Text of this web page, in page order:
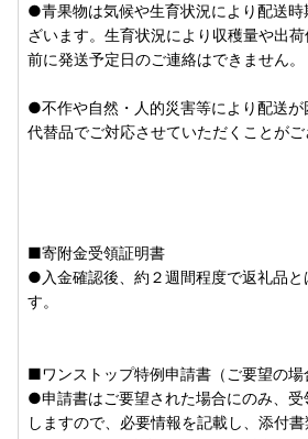
間をいただきます。
・「〇月発送」等と記載されている返
らしたりすることはできません。
ございます。生育状況により収穫量・
め、事前に具体的な発送予定日を申し
・ふるさと納税をされた方が受取られ
一時所得として課税対象となる場合が
「返礼品送付先のご変更」等を承って
返礼品のお届けにあたり、ご不在予定
更等のご連絡は、お早めに寒河江市ふ
●青果物は気候や生育状況により配送
ざいます。生育状況により収穫量や出
前に発送予定日のご連絡はできません。
●不作や自然・人的災害等により配送が
代替品でご対応させていただくことがご
■寄附金受領証明書
●入金確認後、約２週間程度で返礼品と
す。
■ワンストップ特例申請書（ご要望の場
●申請書はご要望された場合にのみ、受
しますので、必要情報を記載し、添付